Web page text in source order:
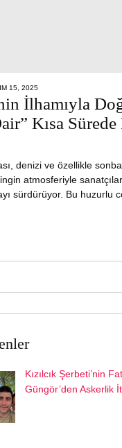
15, 2025
İlhamıyla
Kısa
denizi ve özellikle
atmosferiyle
sürdürüyor. Bu huzurlu
Kızılcık Şerbeti’nin
Güngör’den Askerlik